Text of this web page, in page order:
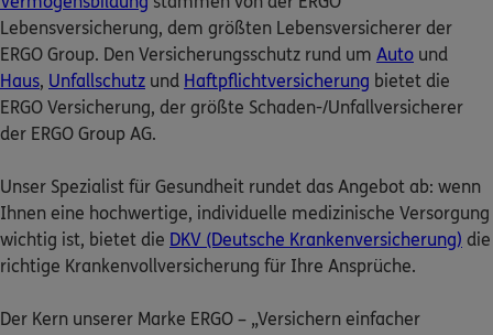
Dann lassen Sie sich helfen.
Bequem online oder telefonisch
Service
Meine Versicherungen
dem ERGO Rechtsschutz und der DKV.
Lebensversicherung, dem größten Lebensversicherer der
ERGO Group. Den Versicherungsschutz rund um Auto und
Haus, Unfallschutz und Haftpflichtversicherung bietet die
ERGO Versicherung, der größte Schaden-/Unfallversicherer
der ERGO Group AG.
Unser Spezialist für Gesundheit rundet das Angebot ab: wenn
Ihnen eine hochwertige, individuelle medizinische Versorgung
wichtig ist, bietet die DKV (Deutsche Krankenversicherung) die
richtige Krankenvollversicherung für Ihre Ansprüche.
Der Kern unserer Marke ERGO – „Versichern einfacher